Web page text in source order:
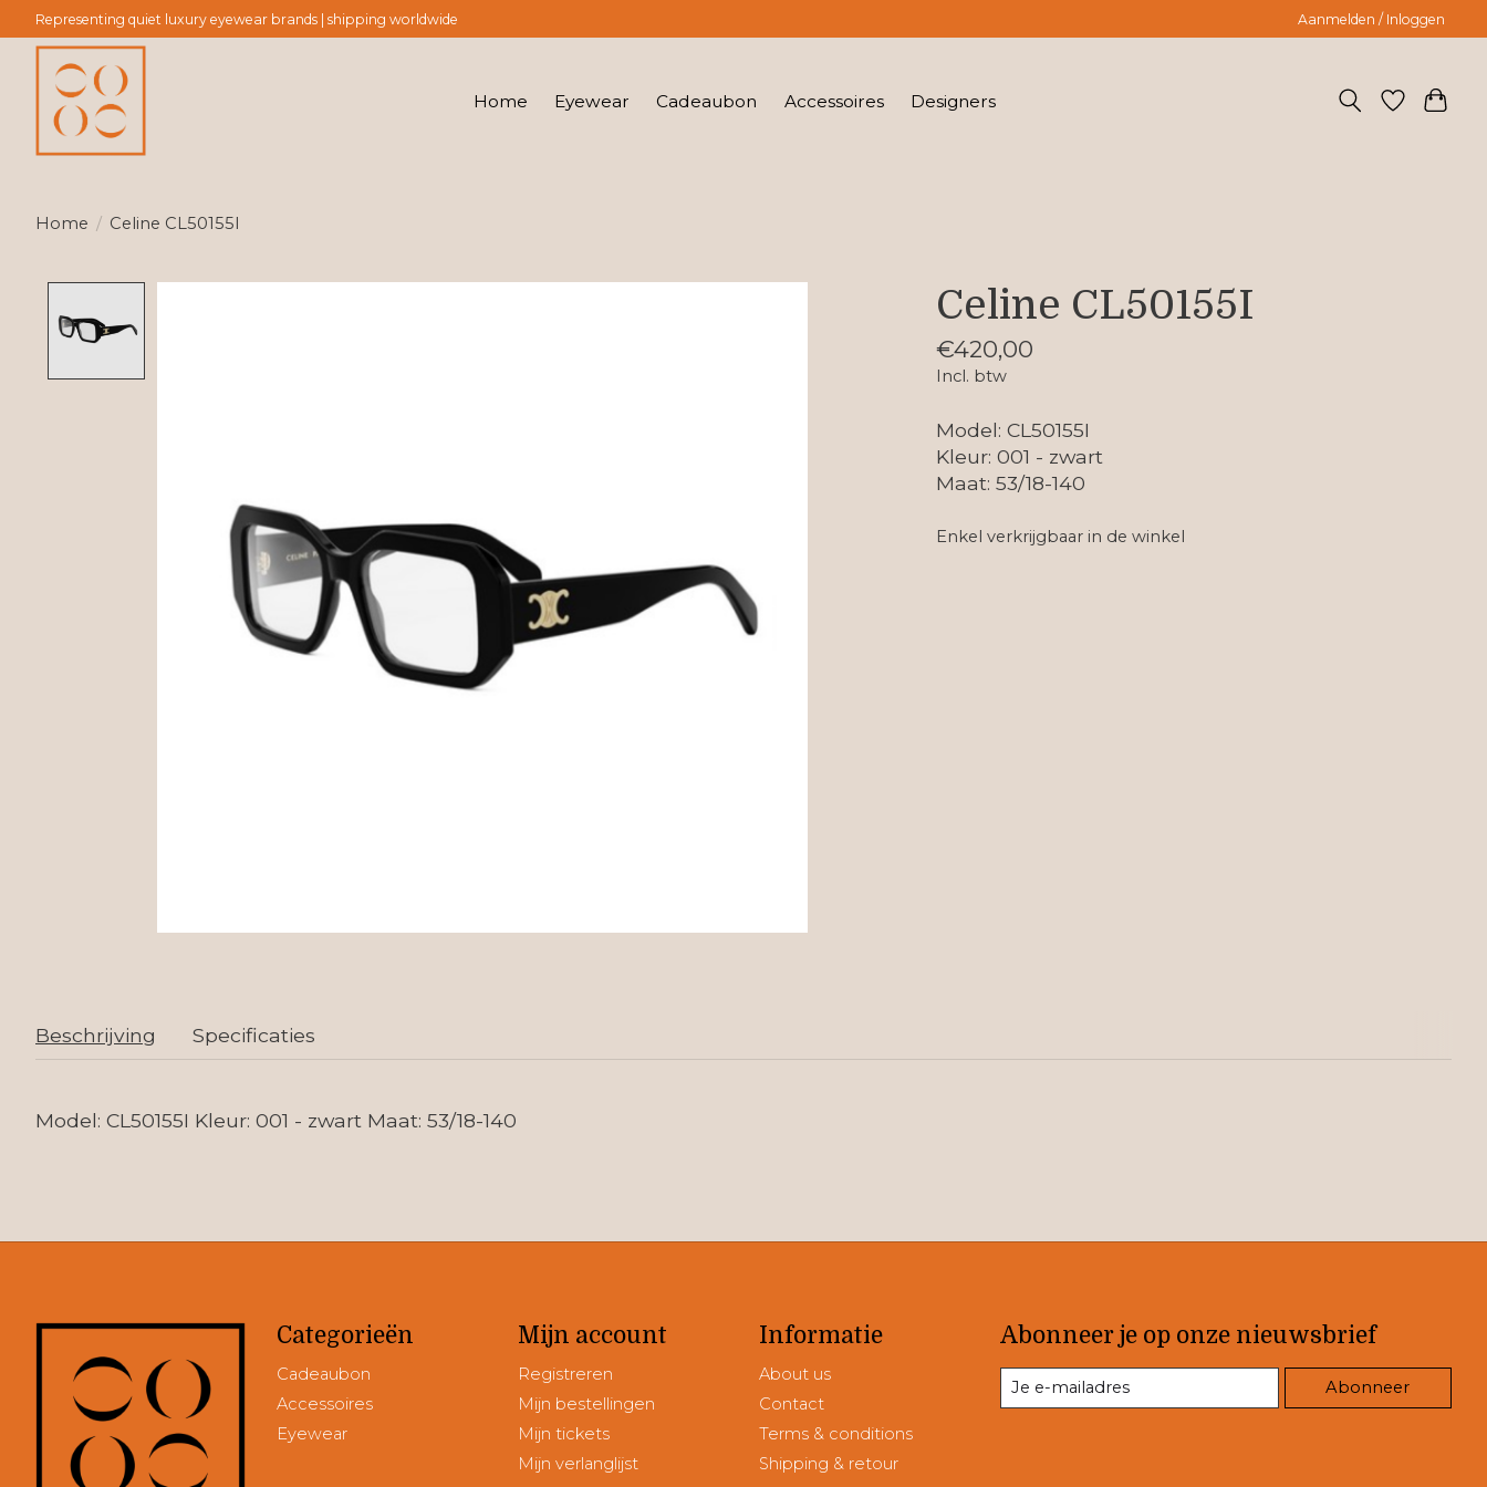
Representing quiet luxury eyewear brands | shipping worldwide Aanmelden / Inloggen
Home Eyewear Cadeaubon Accessoires Designers
Home / Celine CL50155I
Celine CL50155I
€420,00
Incl. btw
Model: CL50155I
Kleur: 001 - zwart
Maat: 53/18-140
Enkel verkrijgbaar in de winkel
Beschrijving Specificaties
Model: CL50155I Kleur: 001 - zwart Maat: 53/18-140
Categorieën
Cadeaubon
Accessoires
Eyewear
Mijn account
Registreren
Mijn bestellingen
Mijn tickets
Mijn verlanglijst
Informatie
About us
Contact
Terms & conditions
Shipping & retour
Abonneer je op onze nieuwsbrief
Abonneer